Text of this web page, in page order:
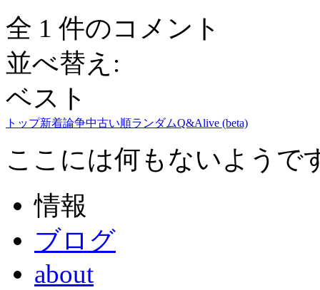
全 1 件のコメント
並べ替え:
ベスト
トップ新着論争中古い順ランダムQ&Alive (beta)
ここには何もないようで
情報
ブログ
about